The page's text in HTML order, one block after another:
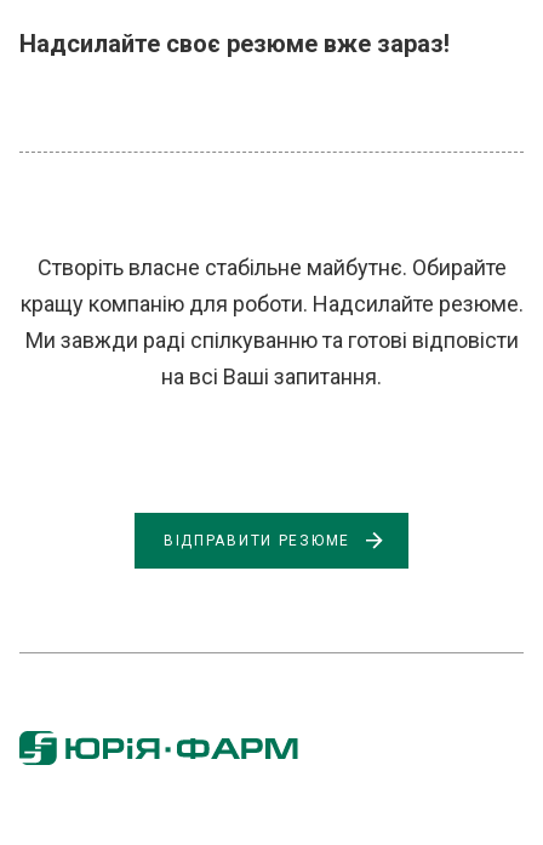
Надсилайте своє резюме вже зараз!
Створіть власне стабільне майбутнє. Обирайте
кращу компанію для роботи. Надсилайте резюме.
Ми завжди раді спілкуванню та готові відповісти
на всі Ваші запитання.
ВІДПРАВИТИ РЕЗЮМЕ